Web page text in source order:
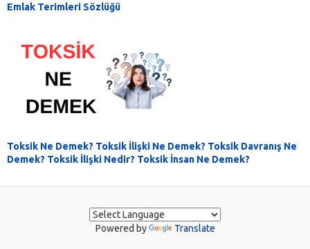
Emlak Terimleri Sözlüğü
Toksik Ne Demek? Toksik İlişki Ne Demek? Toksik Davranış Ne
Demek? Toksik İlişki Nedir? Toksik İnsan Ne Demek?
Powered by Translate